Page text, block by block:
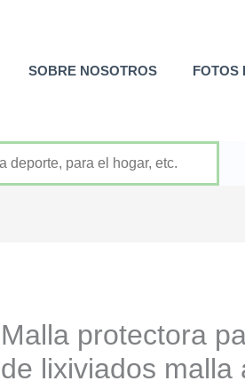
SOBRE NOSOTROS FOTOS
Malla protectora
de lixiviados malla